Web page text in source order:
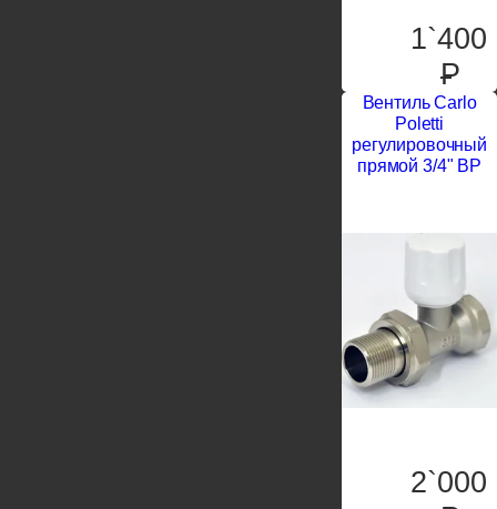
1`400
P
Вентиль Carlo
Poletti
регулировочный
прямой 3/4" ВР
2`000